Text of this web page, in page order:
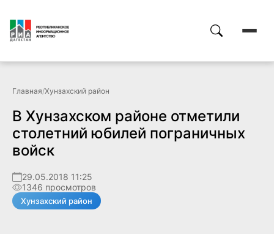
Главная/Хунзахский район
В Хунзахском районе отметили
столетний юбилей пограничных
войск
29.05.2018 11:25
1346 просмотров
Хунзахский район